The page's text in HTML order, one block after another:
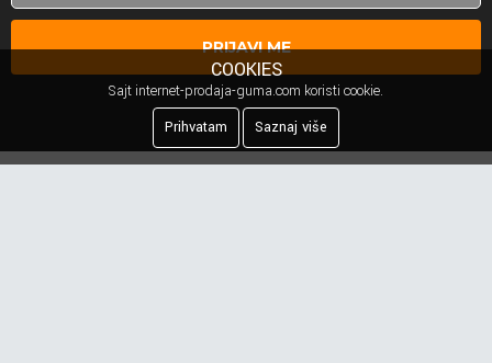
PRIJAVI ME
COOKIES
Sajt internet-prodaja-guma.com koristi cookie.
Prihvatam
Saznaj više